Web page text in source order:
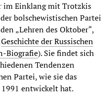
im Einklang mit Trotzkis
bolschewistischen Partei
„Lehren des Oktober“,
Geschichte der Russischen
Biografie). Sie findet sich
Tendenzen
Partei, wie sie das
entwickelt hat.